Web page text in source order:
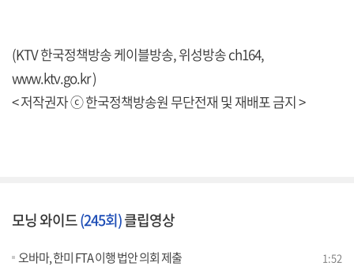
(KTV 한국정책방송 케이블방송, 위성방송 ch164,
www.ktv.go.kr )
< 저작권자 ⓒ 한국정책방송원 무단전재 및 재배포 금지 >
모닝 와이드(245회)클립영상
오바마, 한미 FTA 이행 법안 의회 제출 1:52